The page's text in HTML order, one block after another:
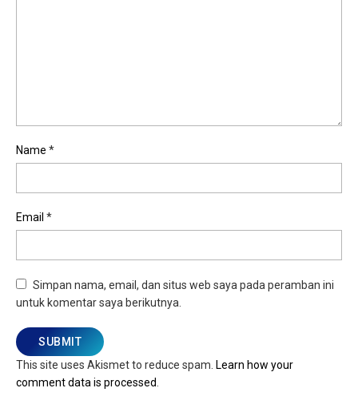
Name *
Email *
Simpan nama, email, dan situs web saya pada peramban ini
untuk komentar saya berikutnya.
This site uses Akismet to reduce spam. Learn how your
comment data is processed